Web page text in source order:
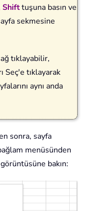
Shifttuşuna basın ve
sekmesine
tıklayabilir,
Seç'e tıklayarak
aynı anda
sonra, sayfa
menüsünden
bakın: